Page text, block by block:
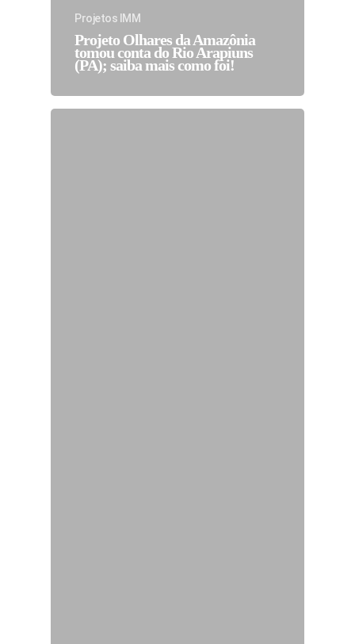
Projetos IMM
Projeto Olhares da Amazônia
tomou conta do Rio Arapiuns
(PA); saiba mais como foi!